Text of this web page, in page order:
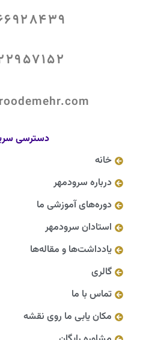
دسترسی
خانه
درباره سرودمهر
دوره‌های آموزشی ما
استادان سرودمهر
یادداشت‌ها و مقاله‌ها
گالری
تماس با ما
مکان یابی ما روی نقشه